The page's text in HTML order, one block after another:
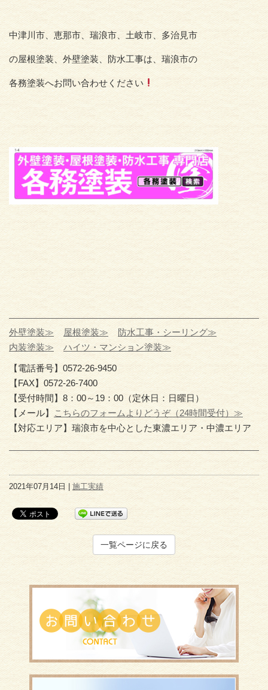
中津川市、恵那市、瑞浪市、土岐市、多治見市
の屋根塗装、外壁塗装、防水工事は、瑞浪市の
各務塗装へお問い合わせください
外壁塗装≫ 屋根塗装≫
防水工事・シーリング≫
内装塗装≫
ハイツ・マンション塗装≫
【電話番号】0572-26-9450
【FAX】0572-26-7400
【受付時間】8：00～19：00（定休日：日曜日）
【メール】 こちらのフォームよりどうぞ（24時間受付）≫
【対応エリア】瑞浪市を中心とした東濃エリア・中濃エリア
2021年07月14日 | 施工実績
一覧ページに戻る